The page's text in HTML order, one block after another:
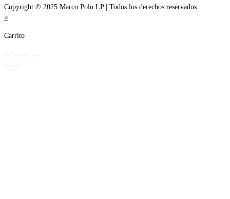
Copyright © 2025 Marco Polo LP | Todos los derechos reservados
×
Carrito